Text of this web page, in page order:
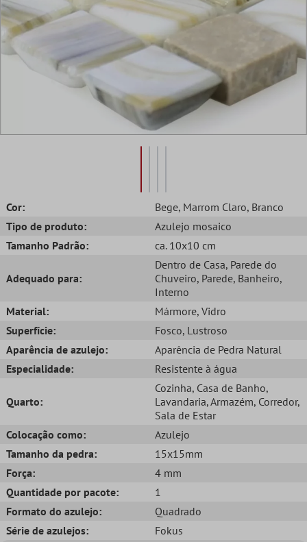
Cor: Bege, Marrom Claro, Branco
Tipo de produto:
Azulejo mosaico
Tamanho Padrão:
ca. 10x10 cm
Adequado para:
Dentro de Casa, Parede do
Chuveiro, Parede, Banheiro,
Interno
Material:
Mármore, Vidro
Superfície:
Fosco, Lustroso
Aparência de azulejo:
Aparência de Pedra Natural
Especialidade:
Resistente à água
Quarto:
Cozinha, Casa de Banho,
Lavandaria, Armazém, Corredor,
Sala de Estar
Colocação como:
Azulejo
Tamanho da pedra:
15x15mm
Força:
4 mm
Quantidade por pacote:
1
Formato do azulejo:
Quadrado
Série de azulejos:
Fokus